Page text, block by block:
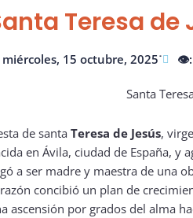
Teresa de
miércoles, 15 octubre, 2025˙ 👁️:
de santa Teresa de Jesús,
en Ávila, ciudad de España, y
a ser madre y maestra de una
concibió un plan de
ascensión por grados del alma